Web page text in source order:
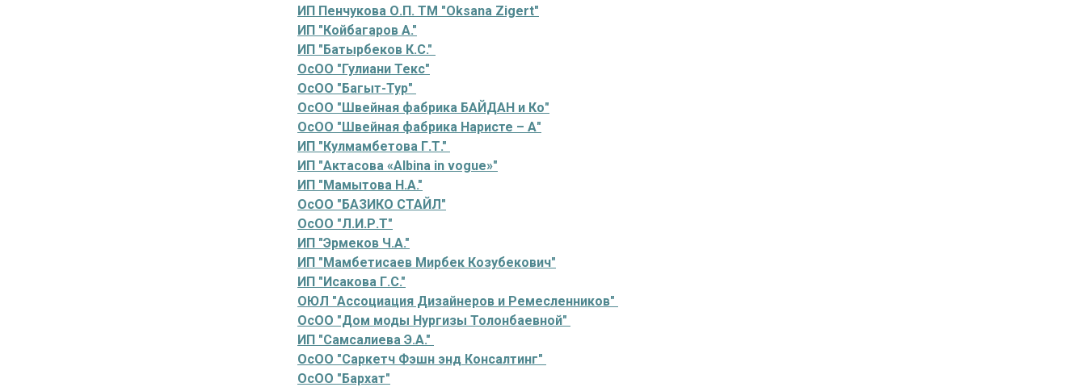
ИП Пенчукова О.П. ТМ "Oksana Zigert"
ИП "Койбагаров А."
ИП "Батырбеков К.С."
ОсОО "Гулиани Текс"
ОсОО "Багыт-Тур"
ОсОО "Швейная фабрика БАЙДАН и Ко"
ОсОО "Швейная фабрика Наристе – А"
ИП "Кулмамбетова Г.Т."
ИП "Актасова «Albina in vogue»"
ИП "Мамытова Н.А."
ОсОО "БАЗИКО СТАЙЛ"
ОсОО "Л.И.Р.Т"
ИП "Эрмеков Ч.А."
ИП "Мамбетисаев Мирбек Козубекович"
ИП "Исакова Г.С."
ОЮЛ "Ассоциация Дизайнеров и Ремесленников"
ОсОО "Дом моды Нургизы Толонбаевной"
ИП "Самсалиева Э.А."
ОсОО "Саркетч Фэшн энд Консалтинг"
ОсОО "Бархат"